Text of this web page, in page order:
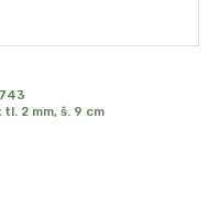
tl. 2 mm, š. 9 cm